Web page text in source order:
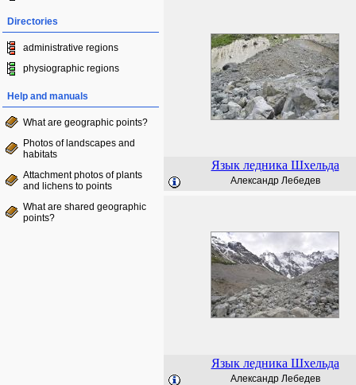
Directories
administrative regions
physiographic regions
Help and manuals
What are geographic points?
Photos of landscapes and
habitats
Attachment photos of plants
and lichens to points
What are shared geographic
points?
Язык ледника Шхельда
Александр Лебедев
Язык ледника Шхельда
Александр Лебедев